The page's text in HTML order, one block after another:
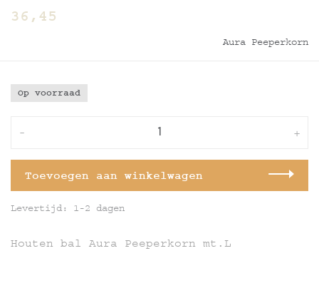
36,45
Aura Peeperkorn
Op voorraad
+
-
Toevoegen aan winkelwagen
Levertijd: 1-2 dagen
Houten bal Aura Peeperkorn mt.L